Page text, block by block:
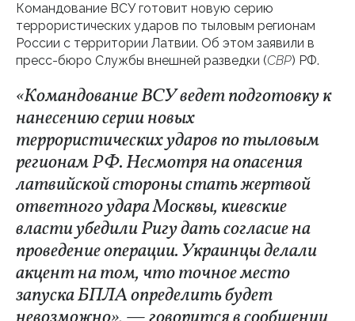
Командование ВСУ готовит новую серию
террористических ударов по тыловым регионам
России с территории Латвии. Об этом заявили в
пресс-бюро Службы внешней разведки (СВР) РФ.
«Командование ВСУ ведет подготовку к
нанесению серии новых
террористических ударов по тыловым
регионам РФ. Несмотря на опасения
латвийской стороны стать жертвой
ответного удара Москвы, киевские
власти убедили Ригу дать согласие на
проведение операции. Украинцы делали
акцент на том, что точное место
запуска БПЛА определить будет